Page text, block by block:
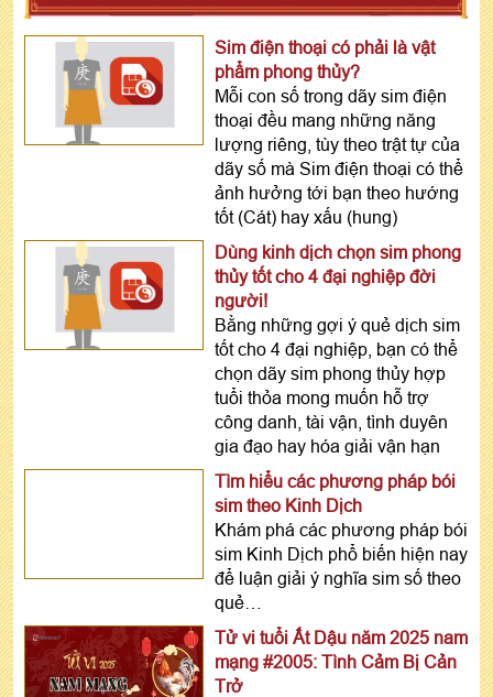
Sim điện thoại có phải là vật
phẩm phong thủy?
Mỗi con số trong dãy sim điện
thoại đều mang những năng
lượng riêng, tùy theo trật tự của
dãy số mà Sim điện thoại có thể
ảnh hưởng tới bạn theo hướng
tốt (Cát) hay xấu (hung)
Dùng kinh dịch chọn sim phong
thủy tốt cho 4 đại nghiệp đời
người!
Bằng những gợi ý quẻ dịch sim
tốt cho 4 đại nghiệp, bạn có thể
chọn dãy sim phong thủy hợp
tuổi thỏa mong muốn hỗ trợ
công danh, tài vận, tình duyên
gia đạo hay hóa giải vận hạn
Tìm hiểu các phương pháp bói
sim theo Kinh Dịch
Khám phá các phương pháp bói
sim Kinh Dịch phổ biến hiện nay
để luận giải ý nghĩa sim số theo
quẻ…
Tử vi tuổi Ất Dậu năm 2025 nam
mạng #2005: Tình Cảm Bị Cản
Trở